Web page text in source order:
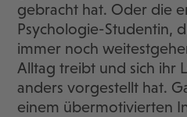
gebracht hat. Oder die
Psychologie-Studentin,
immer noch
Alltag treibt und sich ihr
anders vorgestellt hat.
einem übermotivierten